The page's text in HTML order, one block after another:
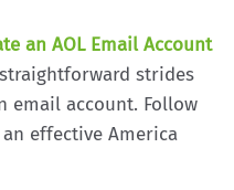
an AOL Email Account
strides
email account. Follow
effective America